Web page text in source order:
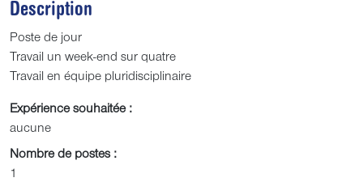
Description
Poste de jour
Travail un week-end sur quatre
Travail en équipe pluridisciplinaire
Expérience souhaitée :
aucune
Nombre de postes :
1